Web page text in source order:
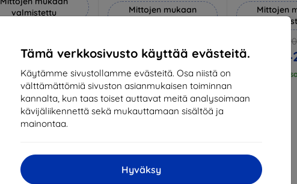
Tämä verkkosivusto käyttää evästeitä.
Käytämme sivustollamme evästeitä. Osa niistä on
välttämättömiä sivuston asianmukaisen toiminnan
kannalta, kun taas toiset auttavat meitä analysoimaan
kävijäliikennettä sekä mukauttamaan sisältöä ja
mainontaa.
Hyväksy
valmistettu
20,61 €
Mittojen mukaan
17,01 €
Varastossa > 5 kpl
Mittojen